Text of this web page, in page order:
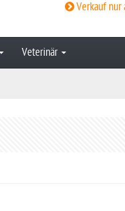
Verkauf nur
Veterinär